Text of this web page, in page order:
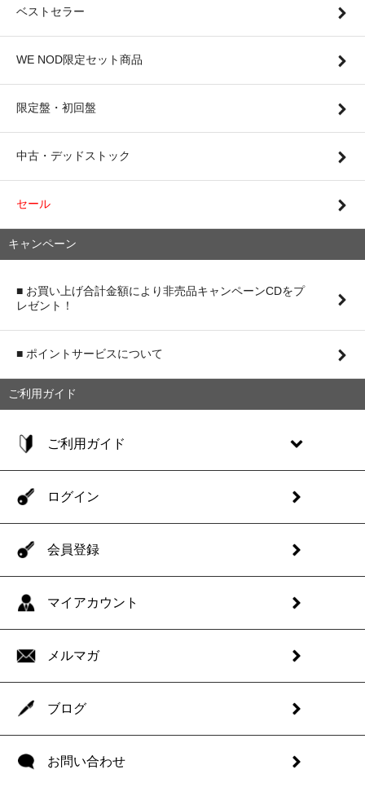
ベストセラー
WE NOD限定セット商品
限定盤・初回盤
中古・デッドストック
セール
キャンペーン
■ お買い上げ合計金額により非売品キャンペーンCDをプ
レゼント！
■ ポイントサービスについて
ご利用ガイド
ご利用ガイド
ログイン
会員登録
マイアカウント
メルマガ
ブログ
お問い合わせ